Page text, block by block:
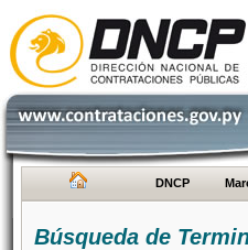
DNCP
Búsqueda de